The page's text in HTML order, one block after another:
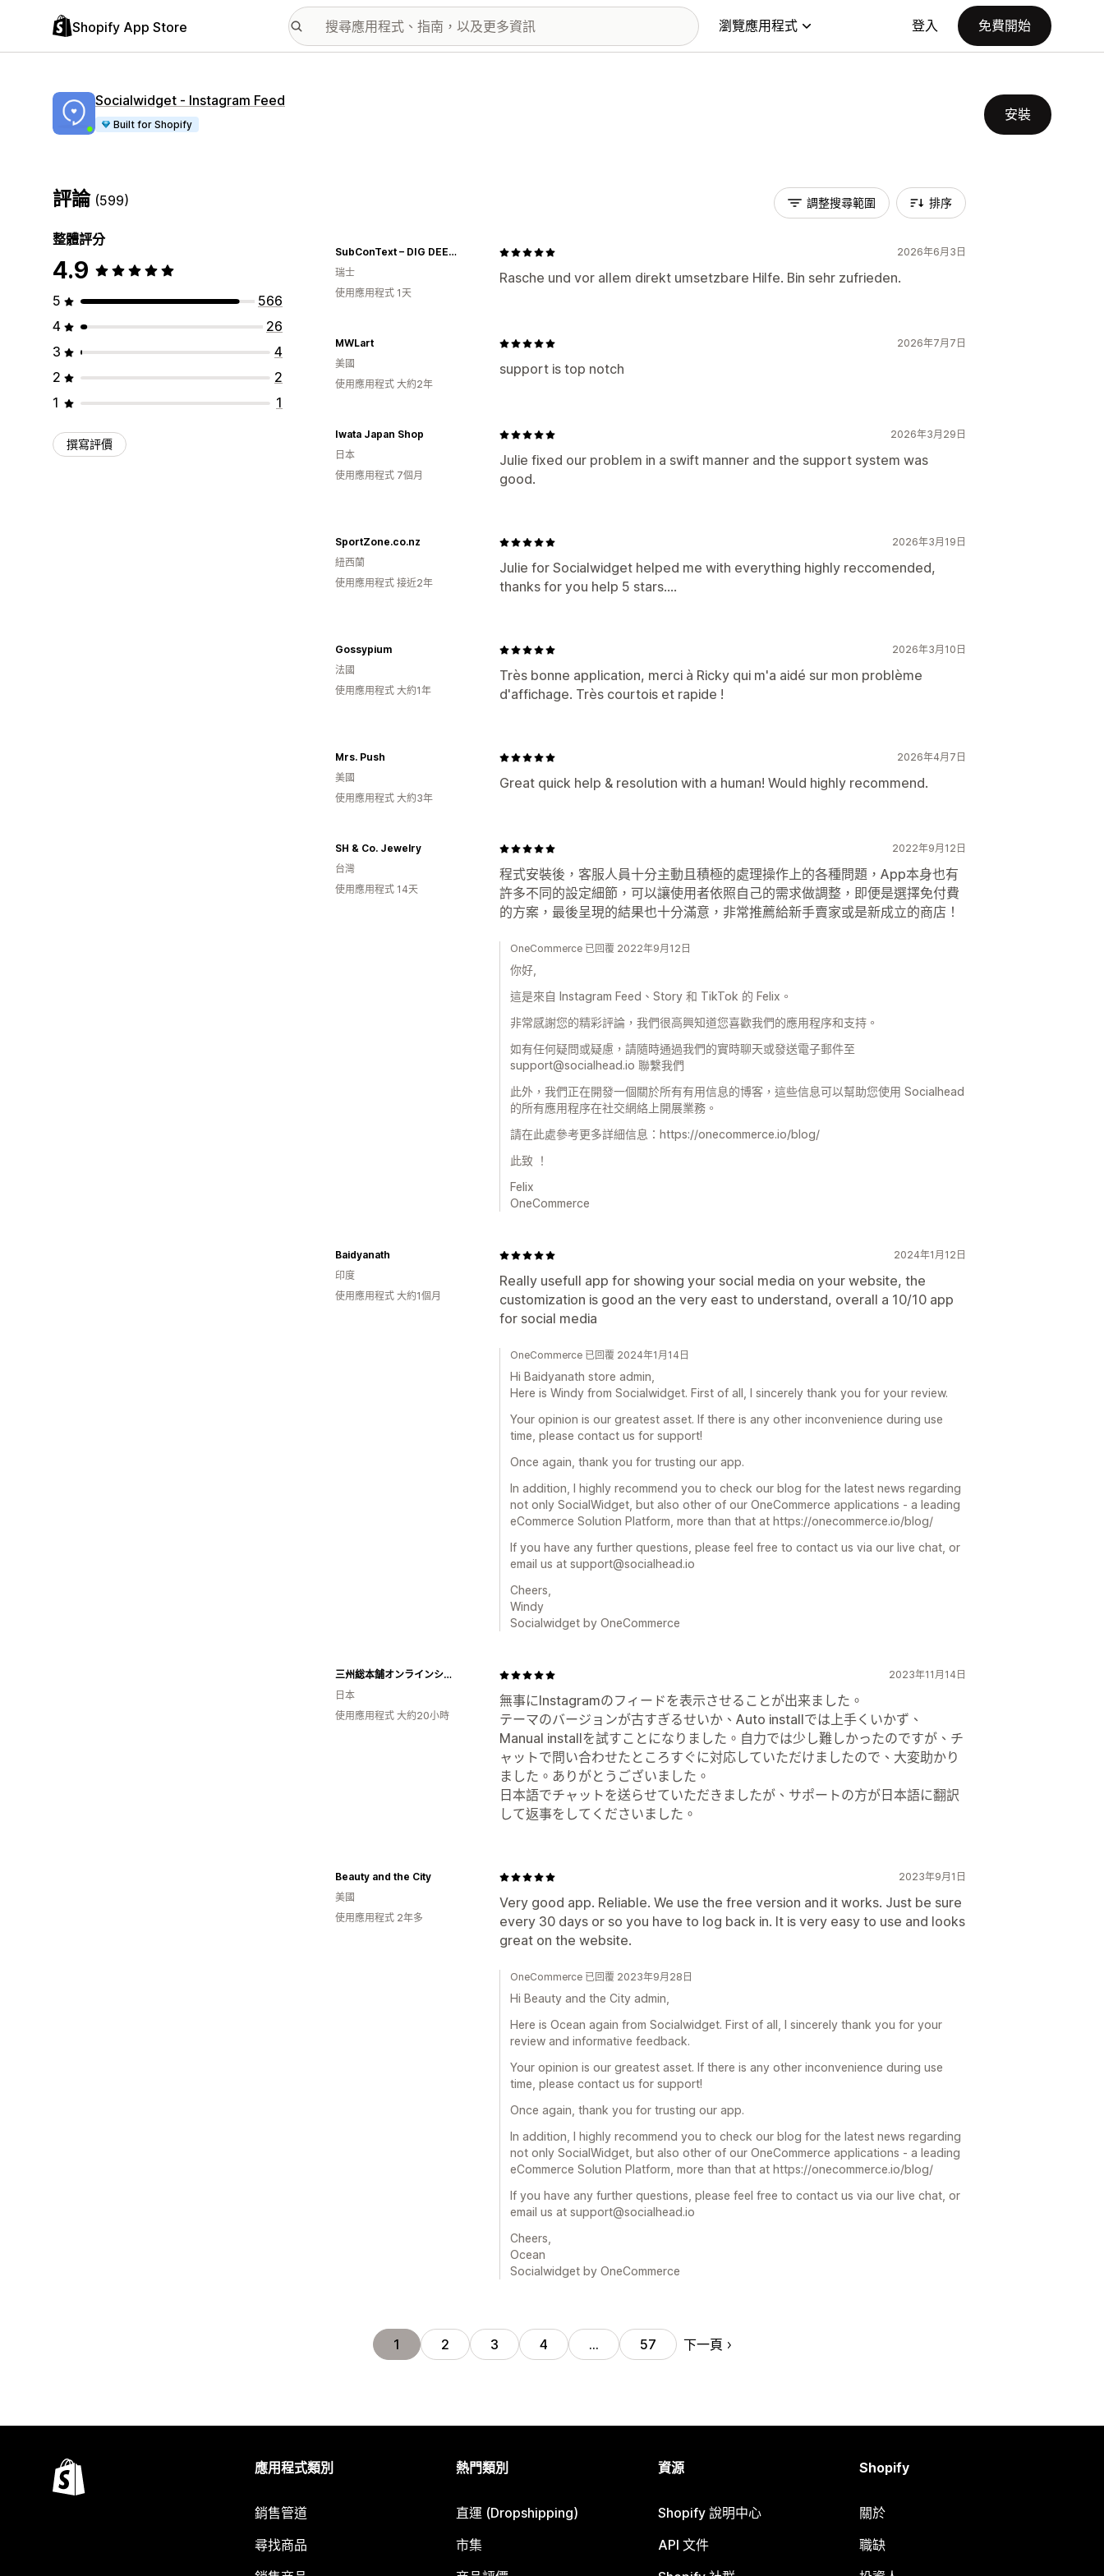
Shopify App Store 瀏覽應用程式 登入 免費開始
Socialwidget ‑ Instagram Feed
Built for Shopify
安裝
評論 (599)
整體評分
4.9
5
566
4
26
3
4
2
2
1
1
撰寫評價
調整搜尋範圍 排序
2026年6月3日
Rasche und vor allem direkt umsetzbare Hilfe. Bin sehr zufrieden.
SubConText – DIG DEEPER
瑞士
使用應用程式 1天
2026年7月7日
support is top notch
MWLart
美國
使用應用程式 大約2年
2026年3月29日
Julie fixed our problem in a swift manner and the support system was
good.
Iwata Japan Shop
日本
使用應用程式 7個月
2026年3月19日
Julie for Socialwidget helped me with everything highly reccomended,
thanks for you help 5 stars....
SportZone.co.nz
紐西蘭
使用應用程式 接近2年
2026年3月10日
Très bonne application, merci à Ricky qui m'a aidé sur mon problème
d'affichage. Très courtois et rapide !
Gossypium
法國
使用應用程式 大約1年
2026年4月7日
Great quick help & resolution with a human! Would highly recommend.
Mrs. Push
美國
使用應用程式 大約3年
2022年9月12日
程式安裝後，客服人員十分主動且積極的處理操作上的各種問題，App本身也有
許多不同的設定細節，可以讓使用者依照自己的需求做調整，即便是選擇免付費
的方案，最後呈現的結果也十分滿意，非常推薦給新手賣家或是新成立的商店！
SH & Co. Jewelry
台灣
使用應用程式 14天
OneCommerce 已回覆 2022年9月12日
你好,
這是來自 Instagram Feed、Story 和 TikTok 的 Felix。
非常感謝您的精彩評論，我們很高興知道您喜歡我們的應用程序和支持。
如有任何疑問或疑慮，請隨時通過我們的實時聊天或發送電子郵件至
support@socialhead.io 聯繫我們
此外，我們正在開發一個關於所有有用信息的博客，這些信息可以幫助您使用 Socialhead
的所有應用程序在社交網絡上開展業務。
請在此處參考更多詳細信息：https://onecommerce.io/blog/
此致 ！
Felix
OneCommerce
2024年1月12日
Really usefull app for showing your social media on your website, the
customization is good an the very east to understand, overall a 10/10 app
for social media
Baidyanath
印度
使用應用程式 大約1個月
OneCommerce 已回覆 2024年1月14日
Hi Baidyanath store admin,
Here is Windy from Socialwidget. First of all, I sincerely thank you for your review.
Your opinion is our greatest asset. If there is any other inconvenience during use
time, please contact us for support!
Once again, thank you for trusting our app.
In addition, I highly recommend you to check our blog for the latest news regarding
not only SocialWidget, but also other of our OneCommerce applications - a leading
eCommerce Solution Platform, more than that at https://onecommerce.io/blog/
If you have any further questions, please feel free to contact us via our live chat, or
email us at support@socialhead.io
Cheers,
Windy
Socialwidget by OneCommerce
2023年11月14日
無事にInstagramのフィードを表示させることが出来ました。
テーマのバージョンが古すぎるせいか、Auto installでは上手くいかず、
Manual installを試すことになりました。自力では少し難しかったのですが、チ
ャットで問い合わせたところすぐに対応していただけましたので、大変助かり
ました。ありがとうございました。
日本語でチャットを送らせていただきましたが、サポートの方が日本語に翻訳
して返事をしてくださいました。
三州総本舗オンラインショップ
日本
使用應用程式 大約20小時
2023年9月1日
Very good app. Reliable. We use the free version and it works. Just be sure
every 30 days or so you have to log back in. It is very easy to use and looks
great on the website.
Beauty and the City
美國
使用應用程式 2年多
OneCommerce 已回覆 2023年9月28日
Hi Beauty and the City admin,
Here is Ocean again from Socialwidget. First of all, I sincerely thank you for your
review and informative feedback.
Your opinion is our greatest asset. If there is any other inconvenience during use
time, please contact us for support!
Once again, thank you for trusting our app.
In addition, I highly recommend you to check our blog for the latest news regarding
not only SocialWidget, but also other of our OneCommerce applications - a leading
eCommerce Solution Platform, more than that at https://onecommerce.io/blog/
If you have any further questions, please feel free to contact us via our live chat, or
email us at support@socialhead.io
Cheers,
Ocean
Socialwidget by OneCommerce
1 2 3 4 … 57 下一頁
應用程式類別
銷售管道
尋找商品
熱門類別
直運 (Dropshipping)
市集
資源
Shopify 說明中心
API 文件
Shopify
關於
職缺